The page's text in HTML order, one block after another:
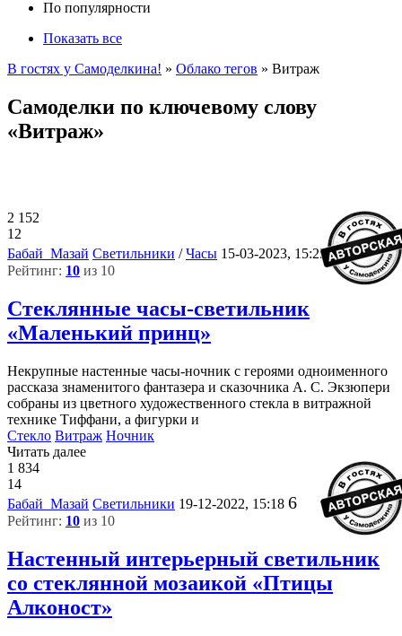
По популярности
Показать все
В гостях у Самоделкина! » Облако тегов » Витраж
Самоделки по ключевому слову
«Витраж»
2 152
12
Бабай_Мазай Светильники /Часы 15-03-2023, 15:25 10
Рейтинг: 10 из 10
Стеклянные часы-светильник
«Маленький принц»
Некрупные настенные часы-ночник с героями одноименного
рассказа знаменитого фантазера и сказочника А. С. Экзюпери
собраны из цветного художественного стекла в витражной
технике Тиффани, а фигурки и
Стекло Витраж Ночник
Читать далее
1 834
14
Бабай_Мазай Светильники 19-12-2022, 15:18 6
Рейтинг: 10 из 10
Настенный интерьерный светильник
со стеклянной мозаикой «Птицы
Алконост»